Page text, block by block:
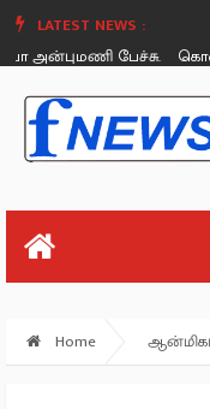
LATEST NEWS :
பேச்சு.
Sunday, August 26
Home